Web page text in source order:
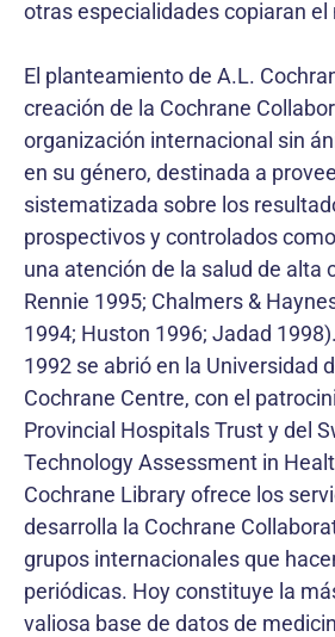
otras especialidades copiaran el
El planteamiento de A.L.
creación de la Cochrane
organización internacional sin
en su género, destinada a
sistematizada sobre los
prospectivos y controlados
una atención de la salud de alta
Rennie 1995; Chalmers &
1994; Huston 1996; Jadad
1992 se abrió en la Universidad
Cochrane Centre, con el
Provincial Hospitals Trust y del
Technology Assessment in
Cochrane Library ofrece los
desarrolla la Cochrane
grupos internacionales que
periódicas. Hoy constituye la
valiosa base de datos de